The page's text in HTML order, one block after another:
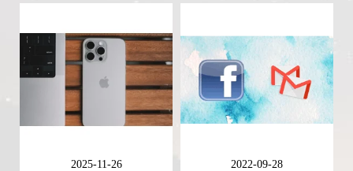
2025-11-26 2022-09-28